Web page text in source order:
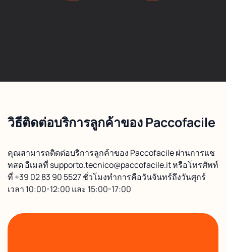
วิธีติดต่อบริการลูกค้าของ Paccofacile
คุณสามารถติดต่อบริการลูกค้าของ Paccofacile ผ่านการแช
ทสด อีเมลที่ supporto.tecnico@paccofacile.it หรือโทรศัพท์
ที่ +39 02 83 90 5527 ชั่วโมงทำการคือวันจันทร์ถึงวันศุกร์
เวลา 10:00-12:00 และ 15:00-17:00